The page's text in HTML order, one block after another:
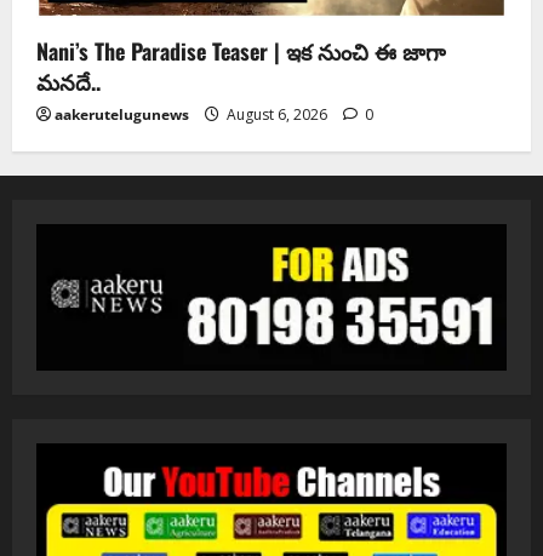
Nani’s The Paradise Teaser | ఇక నుంచి ఈ జాగా
మనదే..
aakerutelugunews August 6, 2026 0